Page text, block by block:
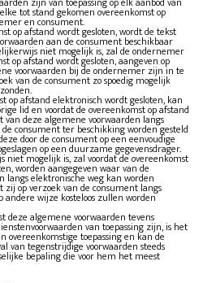
tot stand gekomen overeenkomst op
en consument.
op afstand wordt gesloten, wordt de tekst
aan de consument beschikbaar
niet mogelijk is, zal de ondernemer
op afstand wordt gesloten, aangeven op
voorwaarden bij de ondernemer zijn in te
van de consument zo spoedig mogelijk
op afstand elektronisch wordt gesloten, kan
lid en voordat de overeenkomst op afstand
van deze algemene voorwaarden langs
consument ter beschikking worden gesteld
door de consument op een eenvoudige
op een duurzame gegevensdrager.
niet mogelijk is, zal voordat de overeenkomst
worden aangegeven waar van de
langs elektronische weg kan worden
op verzoek van de consument langs
andere wijze kosteloos zullen worden
deze algemene voorwaarden tevens
van toepassing zijn, is het
overeenkomstige toepassing en kan de
van tegenstrijdige voorwaarden steeds
bepaling die voor hem het meest